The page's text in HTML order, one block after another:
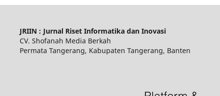
JRIIN : Jurnal Riset Informatika dan Inovasi
CV. Shofanah Media Berkah
Permata Tangerang, Kabupaten Tangerang, Banten